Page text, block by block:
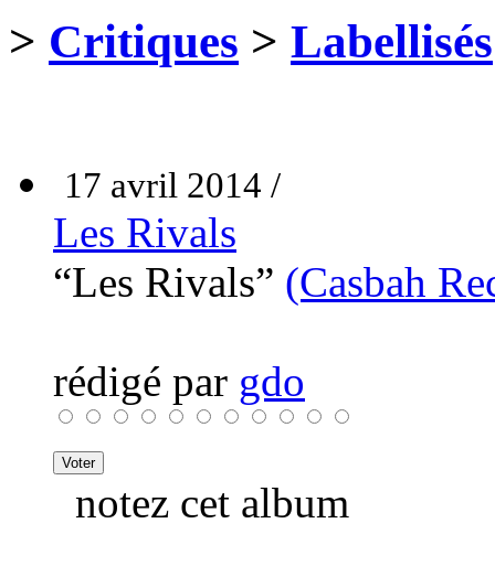
> Critiques > Labellisés
17 avril 2014 /
Les Rivals
“Les Rivals” (Casbah
rédigé par gdo
notez cet album